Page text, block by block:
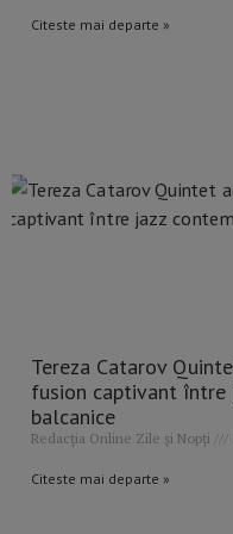
Citeste mai departe »
Tereza Catarov
fusion captivant între
balcanice
Redacția Online Zile și Nopți
Citeste mai departe »